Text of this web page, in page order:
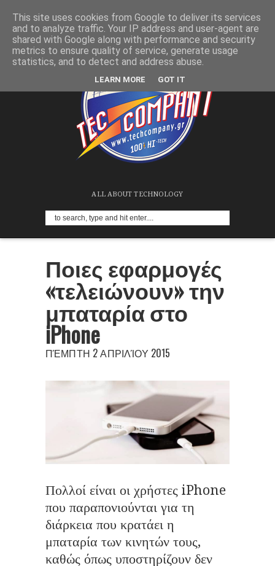
ALL ABOUT TECHNOLOGY
Ποιες εφαρμογές
«τελειώνουν» την
μπαταρία στο
iPhone
ΠΈΜΠΤΗ 2 ΑΠΡΙΛΊΟΥ 2015
Πολλοί είναι οι χρήστες iPhone
που παραπονιούνται για τη
διάρκεια που κρατάει η
μπαταρία των κινητών τους,
καθώς όπως υποστηρίζουν δεν
This site uses cookies from Google to deliver its services
and to analyze traffic. Your IP address and user-agent are
shared with Google along with performance and security
metrics to ensure quality of service, generate usage
statistics, and to detect and address abuse.
LEARN MORE GOT IT